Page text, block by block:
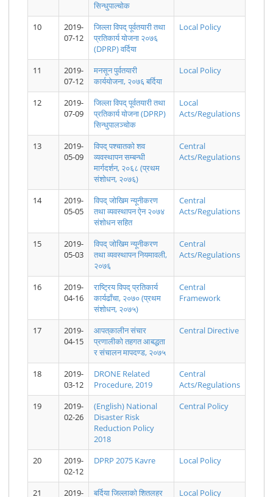
जल तथा मौसम
विज्ञान विभाग
मौसम पूर्वानुमान
महाशाखाबाट
जारी आगामी
तीन दिनको
मौसम पूर्वानुमान
(२०७९/०४/०३
देखि
२०७९/०४/०५)
मनसुन
पूर्वतयारी तथा
राष्ट्रिय
२०७९
कार्यकारी
निर्णयहरु माघ
१४ गते
कार्यकारी
निर्णयहरु जेठ
३० गते सोमबार
रुकुम पूर्व-४.२
जिल्ला विपद्
2078-79
रुकुम पूर्व
जिल्लाको
हिमपात जन्य
विपद् प्रतिकार्य
योजना २०७८
मनसुन र
बेमौसमी वर्षाका
घटनासहितको
प्रतिवेदन
२०७८
नेपाल सरकार
(मन्त्रिपरिषद्)
को मिति
२०७८/०८/0२
स्वीकृत बेमौसमी
बर्षाका कारण
धानवालीमा क्षति
राहत उपलब्ध
गराउने सम्बन्धी
कार्यविधि,
शीतलहर,
हिमपात र
अत्याधिक
एवम् सम्भावित
धनजनको क्षति
न्यूनीकरणका
(नेपाल सरकार
मन्त्रीस्तरीय)
कार्यान्वयन
सम्बन्धमा ।
मिति २०७८।
साझ ५:३० बजे
जारी जल तथा
विभाग बाढी
महाशाखाको
Special
Bulletin )
मिति २०७८
साल माघ
नेपाल
राजपत्रमा
प्रकाशित विपद्
विपद् जोखिम
न्यूनीकरण तथा
व्यवस्थापन
राष्ट्रिय
परिषदको सातौ
निर्णयहरु ।
विपद् जोखिम
न्यूनीकरण तथा
व्यवस्थापन
राष्ट्रिय
परिषदको पाँचौ
बैठकको
निर्णयहरु
।.pdf
विपद् जोखिम
न्यूनीकरण तथा
परिषदको तेस्रो
निर्णयहरु
।.pdf
विपद् जोखिम
न्यूनीकरण तथा
निर्णयहरु
।.pdf
विपद् जोखिम
न्यूनीकरण तथा
राष्ट्रिय
।.pdf
सिन्धुपाल्चोक
10
2019-
07-12
जिल्ला विपद् पूर्वतयारी तथा
प्रतिकार्य योजना २०७६
(DPRP) वर्दिया
Local Policy
11
2019-
07-12
मनसून पुर्वतयारी
कार्ययोजना, २०७६ बर्दिया
Local Policy
12
2019-
07-09
जिल्ला विपद् पूर्वतयारी तथा
प्रतिकार्य योजना (DPRP)
सिन्धुपालञ्चोक
Local
Acts/Regulations
13
2019-
05-09
विपद् पश्चातको शव
व्यवस्थापन सम्बन्धी
मार्गदर्शन, २०६८ (प्रथम
संशोधन, २०७६)
Central
Acts/Regulations
14
2019-
05-05
विपद् जोखिम न्यूनीकरण
तथा व्यवस्थापन ऐन २०७४
संशोधन सहित
Central
Acts/Regulations
15
2019-
05-03
विपद् जोखिम न्यूनीकरण
तथा व्यवस्थापन नियमावली,
२०७६
Central
Acts/Regulations
16
2019-
04-16
राष्ट्रिय विपद् प्रतिकार्य
कार्यढाँचा, २०७० (प्रथम
संशोधन, २०७५)
Central
Framework
17
2019-
04-15
आपत्‌कालीन संचार
प्रणालीको तहगत आबद्धता
र संचालन मापदण्ड, २०७५
Central Directive
18
2019-
03-12
DRONE Related
Procedure, 2019
Central
Acts/Regulations
19
2019-
02-26
(English) National
Disaster Risk
Reduction Policy
2018
Central Policy
20
2019-
02-12
DPRP 2075 Kavre Local Policy
21 2019- बर्दिया जिल्लाकाे शितलहर Local Policy